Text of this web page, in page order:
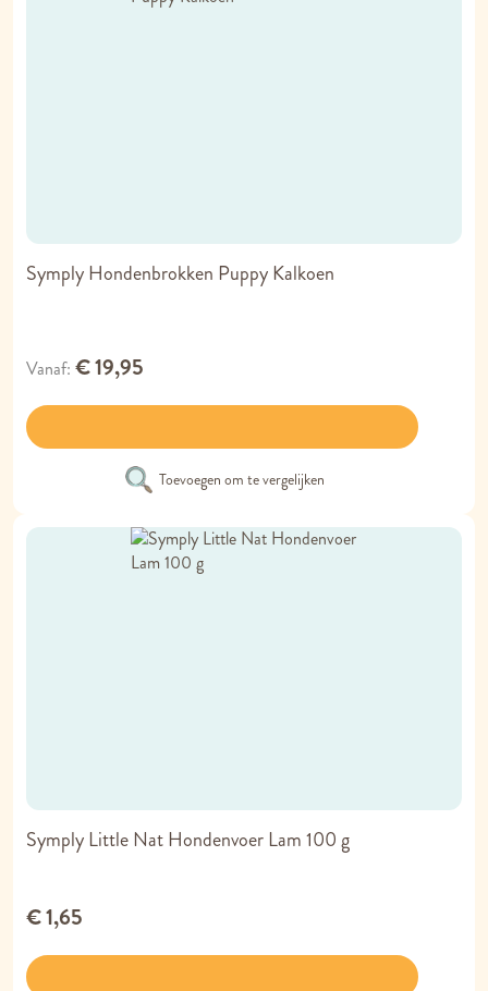
Symply Hondenbrokken Puppy Kalkoen
Vanaf € 19,95
Toevoegen om te vergelijken
Symply Little Nat Hondenvoer Lam 100 g
€ 1,65